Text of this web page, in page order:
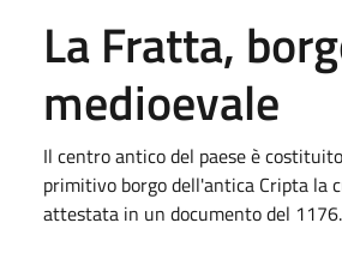
La Fratta,
medioevale
Il centro antico del paese è
primitivo borgo dell'antica Cripta la
attestata in un documento del 1176.